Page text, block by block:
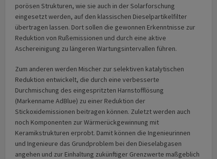
porösen Strukturen, wie sie auch in der Solarforschung
eingesetzt werden, auf den klassischen Dieselpartikelfilter
übertragen lassen. Dort sollen die gewonnen Erkenntnisse zur
Reduktion von Rußemissionen und durch eine aktive
Aschereinigung zu längeren Wartungsintervallen führen.
Zum anderen werden Mischer zur selektiven katalytischen
Reduktion entwickelt, die durch eine verbesserte
Durchmischung des eingespritzten Harnstofflösung
(Markenname AdBlue) zu einer Reduktion der
Stickoxidemissionen beitragen können. Zuletzt werden auch
noch Komponenten zur Wärmerückgewinnung mit
Keramikstrukturen erprobt. Damit können die Ingenieurinnen
und Ingenieure das Grundproblem bei den Dieselabgasen
angehen und zur Einhaltung zukünftiger Grenzwerte maßgeblich